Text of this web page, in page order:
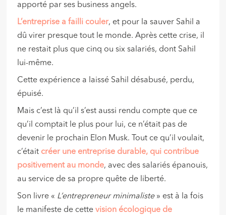
apporté par ses business angels.
L’entreprise a failli couler, et pour la sauver Sahil a
dû virer presque tout le monde. Après cette crise, il
ne restait plus que cinq ou six salariés, dont Sahil
lui-même.
Cette expérience a laissé Sahil désabusé, perdu,
épuisé.
Mais c’est là qu’il s’est aussi rendu compte que ce
qu’il comptait le plus pour lui, ce n’était pas de
devenir le prochain Elon Musk. Tout ce qu’il voulait,
c’était créer une entreprise durable, qui contribue
positivement au monde, avec des salariés épanouis,
au service de sa propre quête de liberté.
Son livre « L’entrepreneur minimaliste» est à la fois
le manifeste de cettevision écologique de